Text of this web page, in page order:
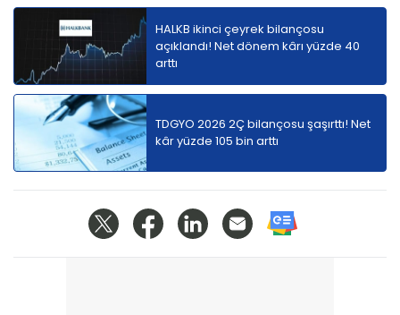
HALKB ikinci çeyrek bilançosu
açıklandı! Net dönem kârı yüzde 40
arttı
TDGYO 2026 2Ç bilançosu şaşırttı! Net
kâr yüzde 105 bin arttı